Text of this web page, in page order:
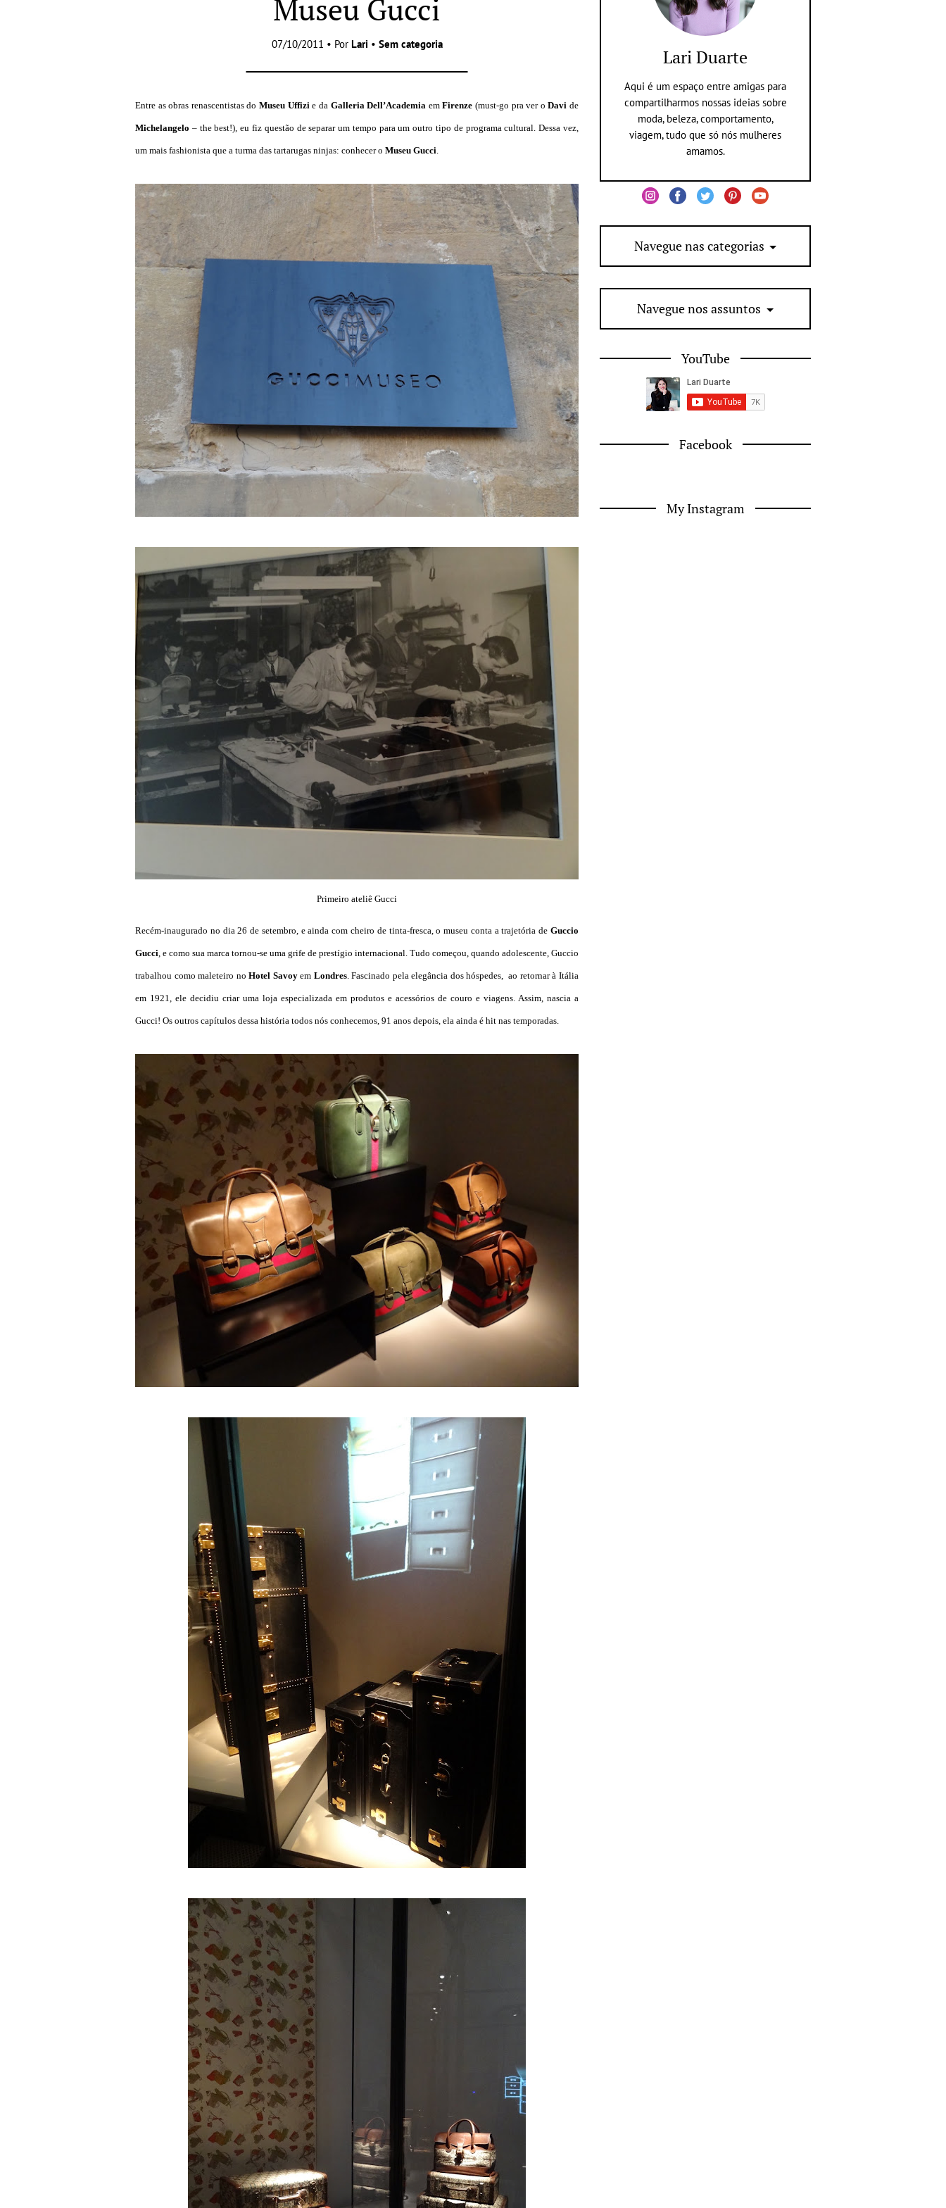
Museu Gucci
07/10/2011 • Por Lari • Sem categoria
Entre as obras renascentistas doMuseu Uffizie da Galleria Dell’Academia emFirenze (must-go pra ver oDavi de
Michelangelo – the best!), eu fiz questão de separar um tempo para um outro tipo de programa cultural. Dessa vez,
um mais fashionista que a turma das tartarugas ninjas: conhecer o Museu Gucci.
Primeiro ateliê Gucci
Recém-inaugurado no dia 26 de setembro, e ainda com cheiro de tinta-fresca, o museu conta a trajetória de Guccio
Gucci, e como sua marca tornou-se uma grife de prestígio internacional. Tudo começou, quando adolescente, Guccio
trabalhou como maleteiro noHotel Savoyem Londres. Fascinado pela elegância dos hóspedes, ao retornar à Itália
em 1921, ele decidiu criar uma loja especializada em produtos e acessórios de couro e viagens. Assim, nascia a
Gucci! Os outros capítulos dessa história todos nós conhecemos, 91 anos depois, ela ainda é hit nas temporadas.
Lari Duarte
Aqui é um espaço entre amigas para
compartilharmos nossas ideias sobre
moda, beleza, comportamento,
viagem, tudo que só nós mulheres
amamos.
Navegue nas categorias
Navegue nos assuntos
YouTube
Facebook
My Instagram